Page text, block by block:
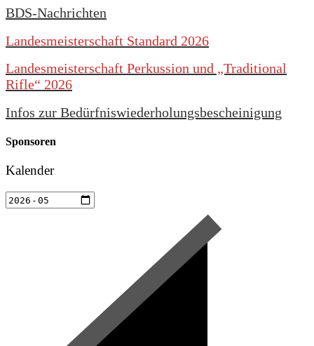
BDS-Nachrichten
Landesmeisterschaft Standard 2026
Landesmeisterschaft Perkussion und „Traditional
Rifle“ 2026
Infos zur Bedürfniswiederholungsbescheinigung
Sponsoren
Kalender